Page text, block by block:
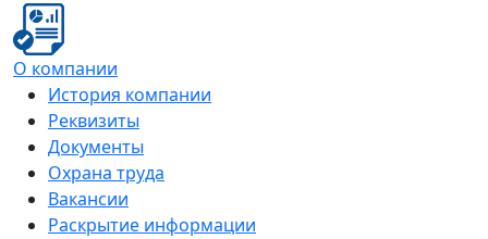
О компании
История компании
Реквизиты
Документы
Охрана труда
Вакансии
Раскрытие информации